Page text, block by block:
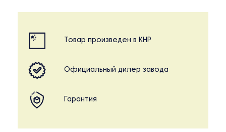
Товар произведен в КНР
Официальный дилер завода
Гарантия